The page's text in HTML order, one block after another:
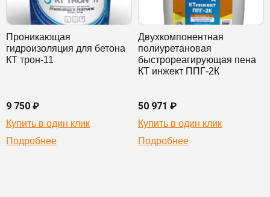
Проникающая
гидроизоляция для бетона
КТ трон-11
9 750 ₽
Купить в один клик
Подробнее
Двухкомпонентная
полиуретановая
быстрореагирующая пена
КТ инжект ППГ-2К
50 971 ₽
Купить в один клик
Подробнее